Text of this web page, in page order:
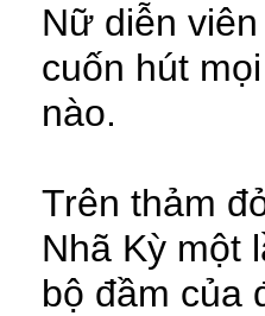
Nữ diễn
cuốn hút
nào.
Trên thảm
Nhã Kỳ một
bộ đầm của